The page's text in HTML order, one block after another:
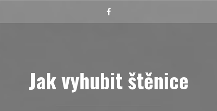
obsahu
Facebook
Jak vyhubit štěnice